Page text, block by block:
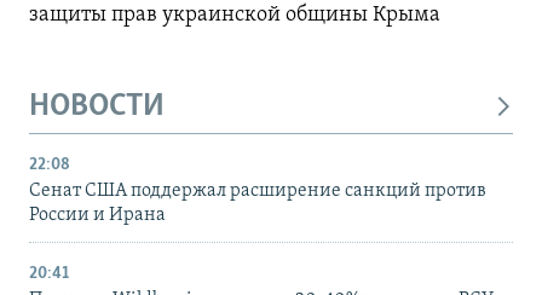
защиты прав украинской общины Крыма
НОВОСТИ
22:08
Сенат США поддержал расширение санкций против
России и Ирана
20:41